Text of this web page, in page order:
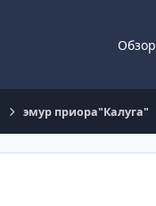
Обзор
эмур приора"Калуга"